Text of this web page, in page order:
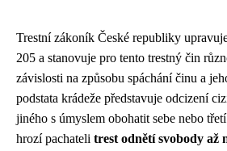
Trestní zákoník České republiky
205 a stanovuje pro tento trestný čin
závislosti na způsobu spáchání činu a
podstata krádeže představuje odcizení
jiného s úmyslem obohatit sebe nebo
hrozí pachateli trest odnětí svobody až